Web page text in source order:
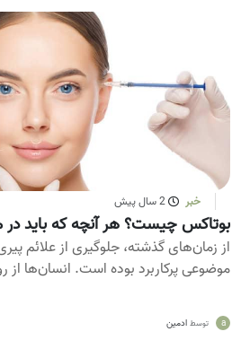
خبر 2 سال پیش
بوتاکس چیست؟ هر آنچه که باید در
از زمان‌های گذشته، جلوگیری از علائم
موضوعی پرکاربرد بوده است. انسان‌ها
a توسط ادمین